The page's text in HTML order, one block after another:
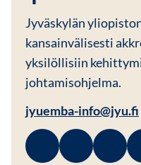
Jyväskylän
kansainvälisesti
yksilöllisiin
johtamisohjelma.
jyuemba-info@jyu.fi
Facebook
Avautuu uuteen
Linkedin
Avautuu